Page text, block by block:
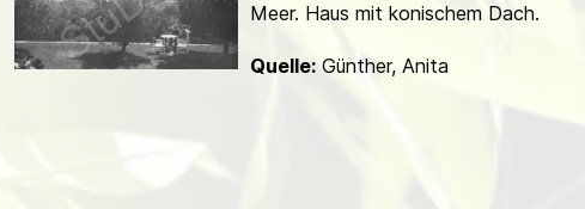
d
Meer. Haus mit konischem Dach.
Quelle:Günther, Anita